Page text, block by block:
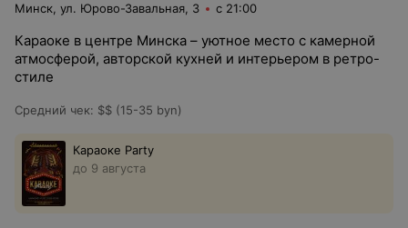
Минск, ул. Юрово-Завальная, 3 с 21:00
Караоке в центре Минска – уютное место с камерной
атмосферой, авторской кухней и интерьером в ретро-
стиле
Средний чек: $$ (15-35 byn)
Караоке Party
до 9 августа